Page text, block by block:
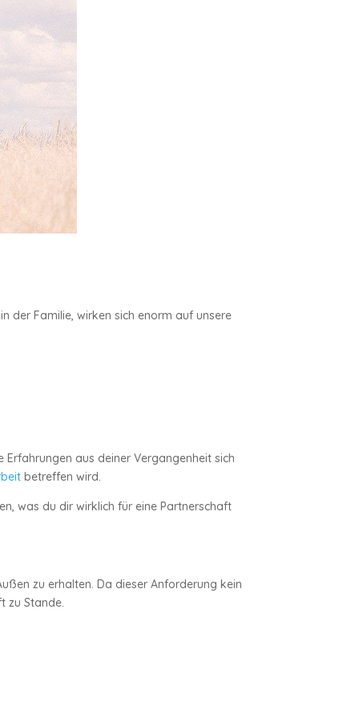
der Familie, wirken sich enorm auf unsere
aus deiner Vergangenheit sich
betreffen wird.
was du dir wirklich für eine Partnerschaft
zu erhalten. Da dieser Anforderung kein
zu Stande.